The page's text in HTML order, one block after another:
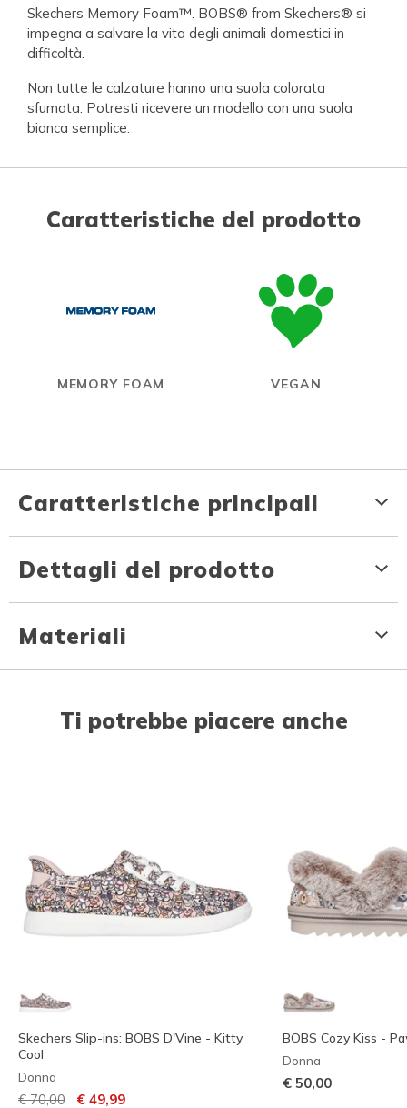
Skechers Memory Foam™. BOBS® from Skechers® si
impegna a salvare la vita degli animali domestici in
difficoltà.
Non tutte le calzature hanno una suola colorata
sfumata. Potresti ricevere un modello con una suola
bianca semplice.
Caratteristiche del prodotto
MEMORY FOAM VEGAN
Caratteristiche principali
Dettagli del prodotto
Materiali
Ti potrebbe piacere anche
Skechers Slip-ins: BOBS D'Vine - Kitty
Cool
Donna
Prezzo ridotto da
€ 70,00 per
€ 49,99
BOBS Cozy Kiss -
Donna
€ 50,00